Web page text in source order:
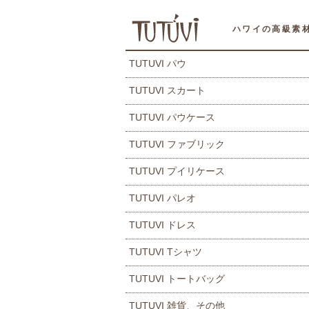
ハワイの高級素
TUTUVI パウ
TUTUVI スカート
TUTUVI パウケース
TUTUVI ファブリック
TUTUVI プイリケース
TUTUVI パレオ
TUTUVI ドレス
TUTUVI Tシャツ
TUTUVI トートバッグ
TUTUVI 雑貨、その他